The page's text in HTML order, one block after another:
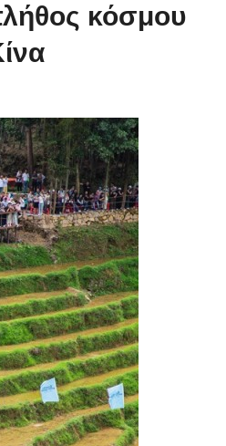
κόσμου